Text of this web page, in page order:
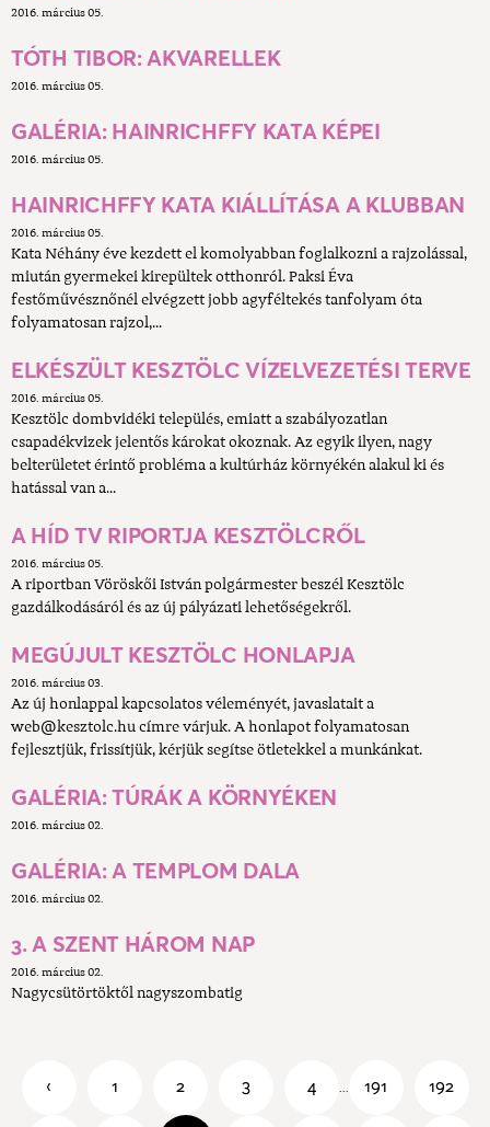
2016. március 05.
TÓTH TIBOR: AKVARELLEK
2016. március 05.
GALÉRIA: HAINRICHFFY KATA KÉPEI
2016. március 05.
HAINRICHFFY KATA KIÁLLÍTÁSA A KLUBBAN
2016. március 05.
Kata Néhány éve kezdett el komolyabban foglalkozni a rajzolással,
miután gyermekei kirepültek otthonról. Paksi Éva
festőművésznőnél elvégzett jobb agyféltekés tanfolyam óta
folyamatosan rajzol,...
ELKÉSZÜLT KESZTÖLC VÍZELVEZETÉSI TERVE
2016. március 05.
Kesztölc dombvidéki település, emiatt a szabályozatlan
csapadékvizek jelentős károkat okoznak. Az egyik ilyen, nagy
belterületet érintő probléma a kultúrház környékén alakul ki és
hatással van a...
A HÍD TV RIPORTJA KESZTÖLCRŐL
2016. március 05.
A riportban Vöröskői István polgármester beszél Kesztölc
gazdálkodásáról és az új pályázati lehetőségekről.
MEGÚJULT KESZTÖLC HONLAPJA
2016. március 03.
Az új honlappal kapcsolatos véleményét, javaslatait a
web@kesztolc.hu címre várjuk. A honlapot folyamatosan
fejlesztjük, frissítjük, kérjük segítse ötletekkel a munkánkat.
GALÉRIA: TÚRÁK A KÖRNYÉKEN
2016. március 02.
GALÉRIA: A TEMPLOM DALA
2016. március 02.
3. A SZENT HÁROM NAP
2016. március 02.
Nagycsütörtöktől nagyszombatig
‹ 1 2 3 4 ... 191 192